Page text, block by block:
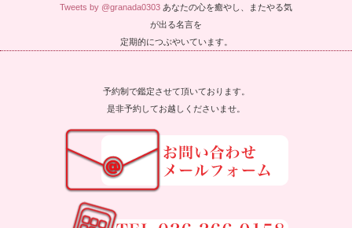
Tweets by @granada0303 あなたの心を癒やし、またやる気
が出る名言を
定期的につぶやいています。
予約制で鑑定させて頂いております。
是非予約してお越しくださいませ。